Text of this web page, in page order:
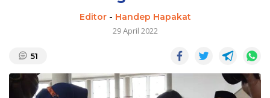
Editor- Handep Hapakat
29 April 2022
51